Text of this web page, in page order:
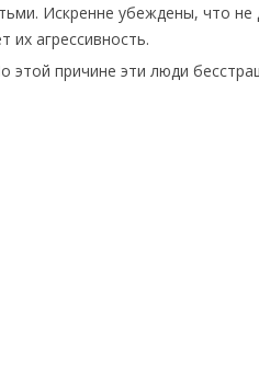
Искренне убеждены, что не
их агрессивность.
этой причине эти люди